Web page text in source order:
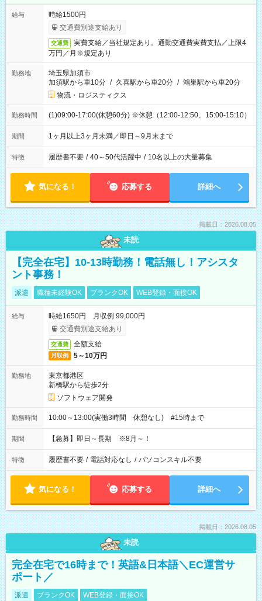
給与
時給1500円
交通費別途支給あり
交通費
実費支給／当社規定あり。通勤交通費実費支払／上限4
万円／月※規定あり
勤務地
埼玉県加須市
加須駅から車10分 / 久喜駅から車20分 / 鴻巣駅から車20分
物流・ロジスティクス
勤務時間 (1)09:00-17:00(休憩60分) ※休憩（12:00-12:50、15:00-15:10）
期間 1ヶ月以上3ヶ月未満／即日～9月末まで
特徴 履歴書不要 / 40～50代活躍中 / 10名以上の大量募集
気になる！ 応募する 詳細へ
掲載日：2026.08.05
未読
【完全在宅】10-13時勤務！電話無し！アシスタ
ント事務！
派遣 職種未経験OK ブランクOK WEB登録・面接OK
給与
時給1650円 月収例 99,000円
交通費別途支給あり
交通費 全額支給
月収例 5～10万円
勤務地
東京都港区
新橋駅から徒歩2分
ソフトウェア開発
勤務時間 10:00～13:00(実働3時間 休憩なし) #15時まで
期間 【急募】即日～長期 ※8月～！
特徴 履歴書不要 / 電話対応なし / パソコンスキル不要
気になる！ 応募する 詳細へ
掲載日：2026.08.05
未読
完全在宅で16時まで！英語&日本語＼EC運営サ
ポート／
派遣 ブランクOK WEB登録・面接OK